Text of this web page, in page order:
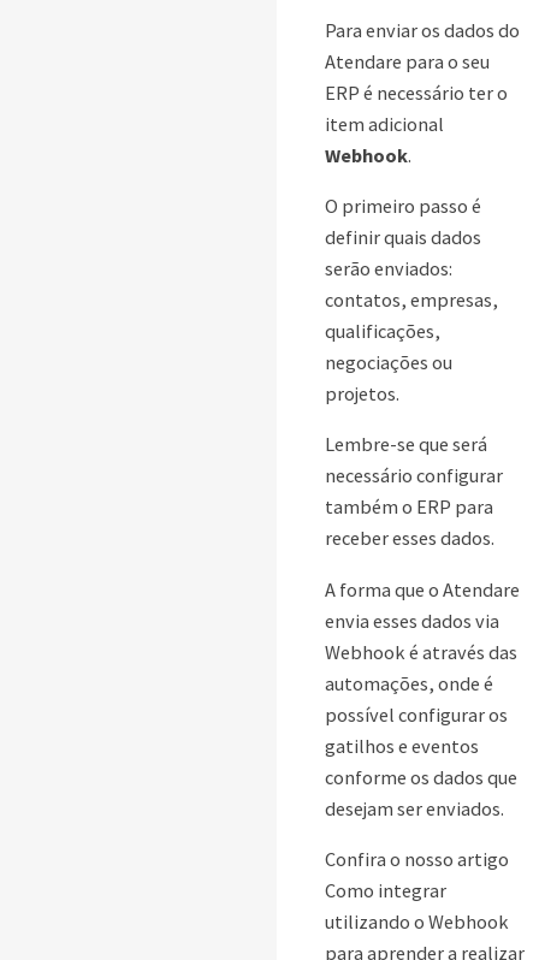
Para enviar os dados do
Atendare para o seu
ERP é necessário ter o
item adicional
Webhook.
O primeiro passo é
definir quais dados
serão enviados:
contatos, empresas,
qualificações,
negociações ou
projetos.
Lembre-se que será
necessário configurar
também o ERP para
receber esses dados.
A forma que o Atendare
envia esses dados via
Webhook é através das
automações, onde é
possível configurar os
gatilhos e eventos
conforme os dados que
desejam ser enviados.
Confira o nosso artigo
Como integrar
utilizando o Webhook
para aprender a realizar